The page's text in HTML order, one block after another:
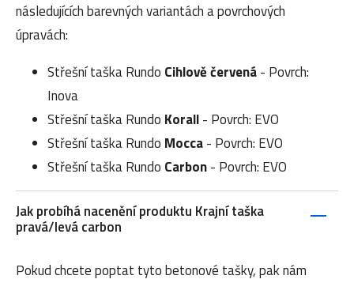
následujících barevných variantách a povrchových
úpravách:
Střešní taška Rundo Cihlově červená- Povrch:
Inova
Střešní taška Rundo Korall- Povrch: EVO
Střešní taška Rundo Mocca- Povrch: EVO
Střešní taška Rundo Carbon- Povrch: EVO
Jak probíhá nacenění produktu Krajní taška
pravá/levá carbon
Pokud chcete poptat tyto betonové tašky, pak nám